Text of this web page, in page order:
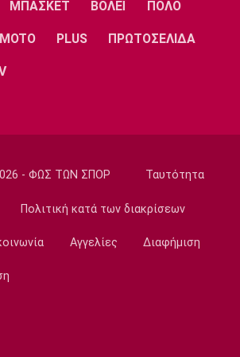
αθλητικές μεταδόσεις της
3-2: Τα highlights της
ΜΠΑΣΚΕΤ ΒΟΛΕΪ ΠΟΛΟ
PLUS ΠΡΩΤΟΣΕΛΙΔΑ
- ΦΩΣ ΤΩΝ ΣΠΟΡ Ταυτότητα
Πολιτική κατά των διακρίσεων
Αγγελίες Διαφήμιση